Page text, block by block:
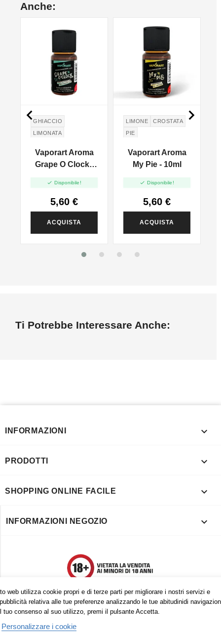
Anche:
GHIACCIO
LIMONATA
Vaporart Aroma
Grape O Clock -
 Disponibile!
5,60 €
ACQUISTA
LIMONE
CROSTATA
PIE
Vaporart Aroma
My Pie - 10ml
 Disponibile!
5,60 €
ACQUISTA
 
Ti Potrebbe Interessare Anche:
web utilizza cookie propri e di terze parti per migliorare i nostri servizi e
relativa alle tue preferenze analizzando le tue abitudinidi
tuo consenso al suo utilizzo, premi il pulsante Accetta.
Personalizzare i cookie
INFORMAZIONI 
PRODOTTI 
SHOPPING ONLINE FACILE 
INFORMAZIONI NEGOZIO 